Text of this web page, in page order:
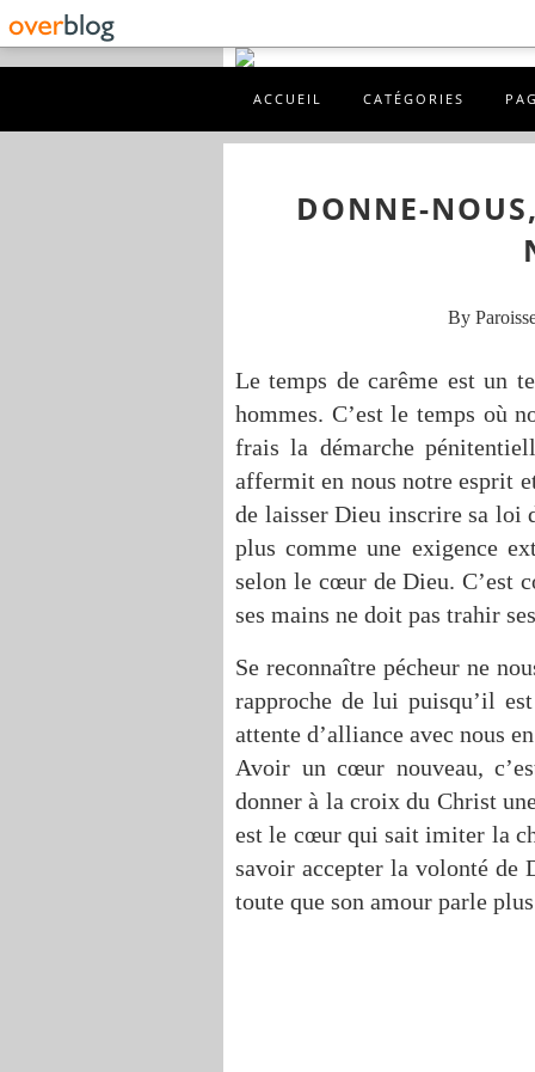
ACCUEIL CATÉGORIES
DONNE-
By
Le temps de carême est un
hommes. C’est le temps où
frais la démarche
affermit en nous notre esprit
de laisser Dieu inscrire sa loi
plus comme une exigence
selon le cœur de Dieu. C’est
ses mains ne doit pas trahir
Se reconnaître pécheur ne
rapproche de lui puisqu’il
attente d’alliance avec nous
Avoir un cœur nouveau,
donner à la croix du Christ
est le cœur qui sait imiter la
savoir accepter la volonté de
toute que son amour parle